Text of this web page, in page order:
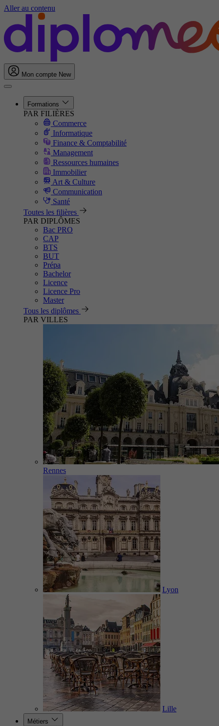
Aller au contenu
Mon compte New
Formations
PAR FILIÈRES
Commerce
Informatique
Finance & Comptabilité
Management
Ressources humaines
Immobilier
Art & Culture
Communication
Santé
Toutes les filières
PAR DIPLÔMES
Bac PRO
CAP
BTS
BUT
Prépa
Bachelor
Licence
Licence Pro
Master
Tous les diplômes
PAR VILLES
Rennes
Lyon
Lille
Métiers